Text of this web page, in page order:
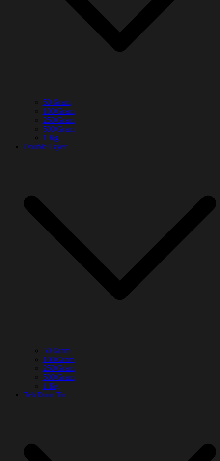
50 Gram
100 Gram
250 Gram
500 Gram
1 Kg
Double Layer
50 Gram
100 Gram
250 Gram
500 Gram
1 Kg
Teh Daun Tin